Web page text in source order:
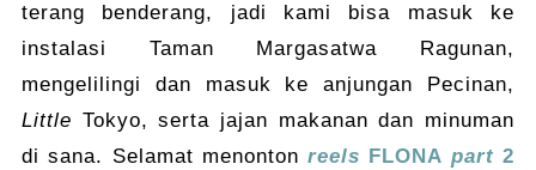
terang benderang, jadi kami bisa masuk ke
instalasi Taman Margasatwa Ragunan,
mengelilingi dan masuk ke anjungan Pecinan,
Little Tokyo, serta jajan makanan dan minuman
di sana. Selamat menontonreels FLONA part2